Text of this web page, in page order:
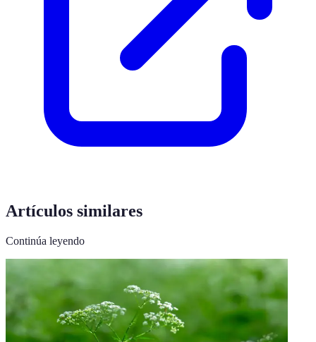
Artículos similares
Continúa leyendo